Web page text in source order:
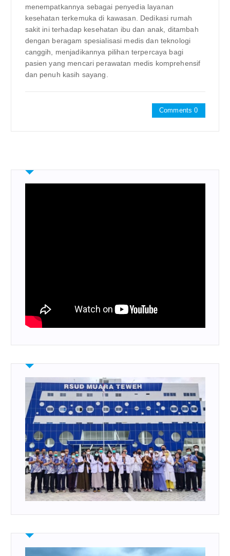
menempatkannya sebagai penyedia layanan
kesehatan terkemuka di kawasan. Dedikasi rumah
sakit ini terhadap kesehatan ibu dan anak, ditambah
dengan beragam spesialisasi medis dan teknologi
canggih, menjadikannya pilihan terpercaya bagi
pasien yang mencari perawatan medis komprehensif
dan penuh kasih sayang.
Comments 0